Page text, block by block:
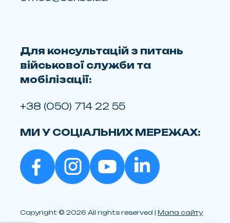
Для консультацій з питань
військової служби та
мобілізації:
+38 (050) 714 22 55
МИ У СОЦІАЛЬНИХ МЕРЕЖАХ:
Copyright © 2026 All rights reserved | Мапа сайту